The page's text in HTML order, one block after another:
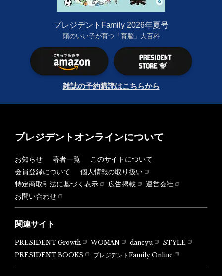
プレジデントFamily 2026年夏号
頭のいい子が育つ「育脳」大百科
雑誌の予約購読はこちらから
プレジデントオンラインについて
お知らせ 著者一覧
このサイトについて
会員登録について
個人情報の取り扱い
特定商取引法に基づく表示
広告掲載
運営会社
お問い合わせ
関連サイト
PRESIDENT Growth WOMAN dancyu
STYLE
PRESIDENT BOOKS
プレジデントFamily Online